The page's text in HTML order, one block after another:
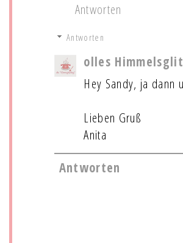
Antworten
Antworten
olles
Hey Sandy, ja dann
Lieben Gruß
Anita
Antworten